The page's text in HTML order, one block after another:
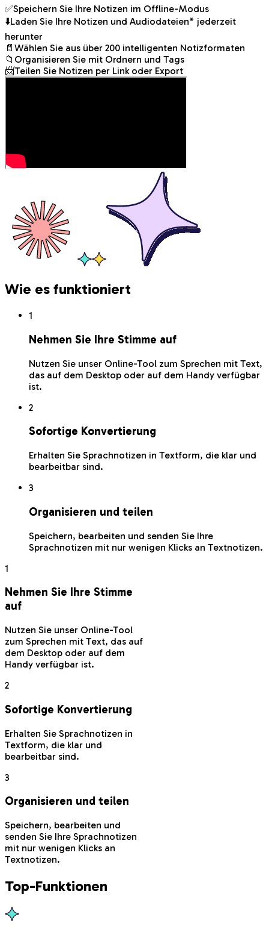
✅Speichern Sie Ihre Notizen im Offline-Modus
⬇️Laden Sie Ihre Notizen und Audiodateien* jederzeit
herunter
📄 Wählen Sie aus über 200 intelligenten Notizformaten
📁 Organisieren Sie mit Ordnern und Tags
📨Teilen Sie Notizen per Link oder Export
Wie es funktioniert
1
Nehmen Sie Ihre Stimme auf
Nutzen Sie unser Online-Tool zum Sprechen mit Text,
das auf dem Desktop oder auf dem Handy verfügbar
ist.
2
Sofortige Konvertierung
Erhalten Sie Sprachnotizen in Textform, die klar und
bearbeitbar sind.
3
Organisieren und teilen
Speichern, bearbeiten und senden Sie Ihre
Sprachnotizen mit nur wenigen Klicks an Textnotizen.
1
Nehmen Sie Ihre Stimme
auf
Nutzen Sie unser Online-Tool
zum Sprechen mit Text, das auf
dem Desktop oder auf dem
Handy verfügbar ist.
2
Sofortige Konvertierung
Erhalten Sie Sprachnotizen in
Textform, die klar und
bearbeitbar sind.
3
Organisieren und teilen
Speichern, bearbeiten und
senden Sie Ihre Sprachnotizen
mit nur wenigen Klicks an
Textnotizen.
Top-Funktionen